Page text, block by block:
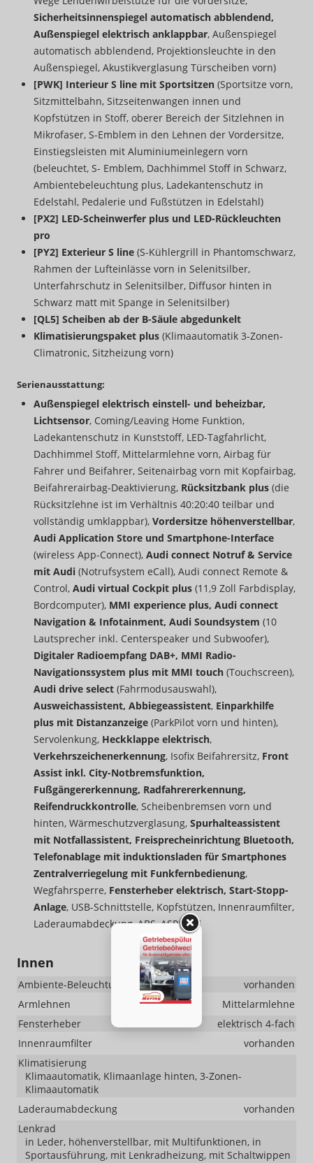
Sicherheitsinnenspiegel automatisch abblendend,
Außenspiegel elektrisch anklappbar, Außenspiegel
automatisch abblendend, Projektionsleuchte in den
Außenspiegel, Akustikverglasung Türscheiben vorn)
[PWK] Interieur S line mit Sportsitzen (Sportsitze vorn,
Sitzmittelbahn, Sitzseitenwangen innen und
Kopfstützen in Stoff, oberer Bereich der Sitzlehnen in
Mikrofaser, S-Emblem in den Lehnen der Vordersitze,
Einstiegsleisten mit Aluminiumeinlegern vorn
(beleuchtet, S- Emblem, Dachhimmel Stoff in Schwarz,
Ambientebeleuchtung plus, Ladekantenschutz in
Edelstahl, Pedalerie und Fußstützen in Edelstahl)
[PX2] LED-Scheinwerfer plus und LED-Rückleuchten
pro
[PY2] Exterieur S line (S-Kühlergrill in Phantomschwarz,
Rahmen der Lufteinlässe vorn in Selenitsilber,
Unterfahrschutz in Selenitsilber, Diffusor hinten in
Schwarz matt mit Spange in Selenitsilber)
[QL5] Scheiben ab der B-Säule abgedunkelt
Klimatisierungspaket plus (Klimaautomatik 3-Zonen-
Climatronic, Sitzheizung vorn)
Serienausstattung:
Außenspiegel elektrisch einstell- und beheizbar,
Lichtsensor, Coming/Leaving Home Funktion,
Ladekantenschutz in Kunststoff, LED-Tagfahrlicht,
Dachhimmel Stoff, Mittelarmlehne vorn, Airbag für
Fahrer und Beifahrer, Seitenairbag vorn mit Kopfairbag,
Beifahrerairbag-Deaktivierung, Rücksitzbank plus (die
Rücksitzlehne ist im Verhältnis 40:20:40 teilbar und
vollständig umklappbar), Vordersitze höhenverstellbar,
Audi Application Store und Smartphone-Interface
(wireless App-Connect), Audi connect Notruf & Service
mit Audi (Notrufsystem eCall), Audi connect Remote &
Control, Audi virtual Cockpit plus (11,9 Zoll Farbdisplay,
Bordcomputer), MMI experience plus, Audi connect
Navigation & Infotainment, Audi Soundsystem (10
Lautsprecher inkl. Centerspeaker und Subwoofer),
Digitaler Radioempfang DAB+, MMI Radio-
Navigationssystem plus mit MMI touch (Touchscreen),
Audi drive select (Fahrmodusauswahl),
Ausweichassistent, Abbiegeassistent, Einparkhilfe
plus mit Distanzanzeige (ParkPilot vorn und hinten),
Servolenkung, Heckklappe elektrisch,
Verkehrszeichenerkennung, Isofix Beifahrersitz, Front
Assist inkl. City-Notbremsfunktion,
Fußgängererkennung, Radfahrererkennung,
Reifendruckkontrolle, Scheibenbremsen vorn und
hinten, Wärmeschutzverglasung, Spurhalteassistent
mit Notfallassistent, Freisprecheinrichtung Bluetooth,
Telefonablage mit induktionsladen für Smartphones
Zentralverriegelung mit Funkfernbedienung,
Wegfahrsperre, Fensterheber elektrisch, Start-Stopp-
Anlage, USB-Schnittstelle, Kopfstützen, Innenraumfilter,
Laderaumabdeckung, ABS, ASR, ESC
Innen
Ambiente-Beleuchtung
vorhanden
Armlehnen
Mittelarmlehne
Fensterheber
elektrisch 4-fach
Innenraumfilter
vorhanden
Klimatisierung
Klimaautomatik, Klimaanlage hinten, 3-Zonen-
Klimaautomatik
Laderaumabdeckung
vorhanden
Lenkrad
in Leder, höhenverstellbar, mit Multifunktionen, in
Sportausführung, mit Lenkradheizung, mit Schaltwippen